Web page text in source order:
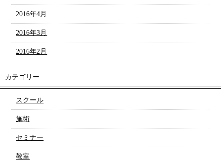
2016年4月
2016年3月
2016年2月
カテゴリー
スクール
施術
セミナー
教室